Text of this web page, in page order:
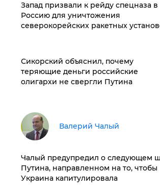
Запад призвали к рейду спецназа в
Россию для уничтожения
северокорейских ракетных
Сикорский объяснил, почему
теряющие деньги российские
олигархи не свергли Путина
Валерий Чалый
Чалый предупредил о следующем
Путина, направленном на то, чтобы
Украина капитулировала